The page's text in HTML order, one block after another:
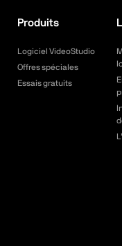
Produits
Logiciel VideoStudio
Offres spéciales
Essais gratuits